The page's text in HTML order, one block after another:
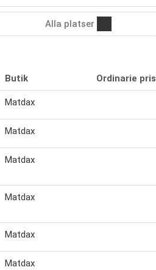
Alla platser
Butik Ordinarie pris
Matdax
Matdax
Matdax
Matdax
Matdax
Matdax